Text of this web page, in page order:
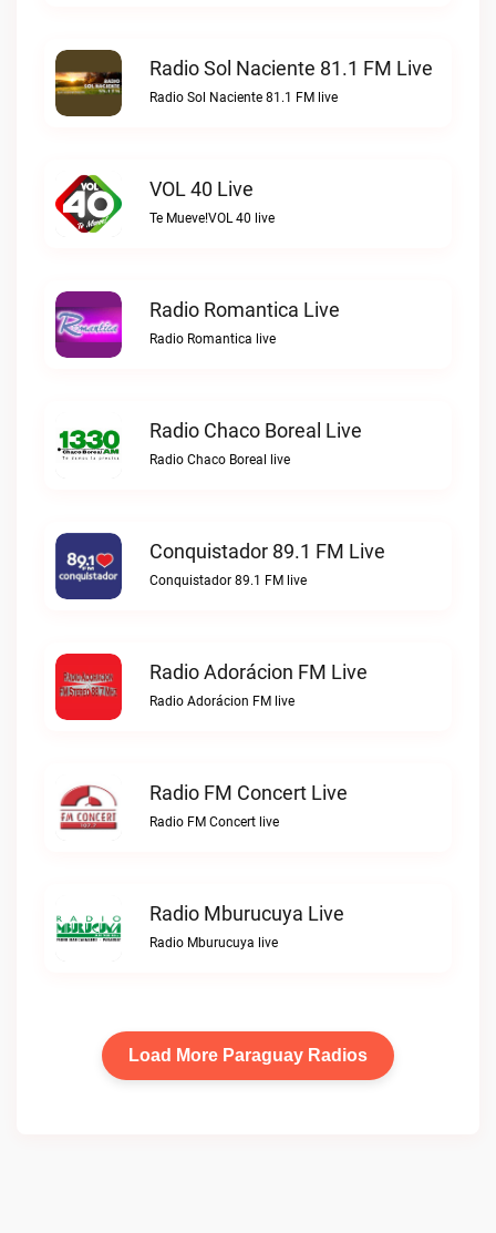
Radio Sol Naciente 81.1 FM Live
Radio Sol Naciente 81.1 FM live
VOL 40 Live
Te Mueve!VOL 40 live
Radio Romantica Live
Radio Romantica live
Radio Chaco Boreal Live
Radio Chaco Boreal live
Conquistador 89.1 FM Live
Conquistador 89.1 FM live
Radio Adorácion FM Live
Radio Adorácion FM live
Radio FM Concert Live
Radio FM Concert live
Radio Mburucuya Live
Radio Mburucuya live
Load More Paraguay Radios